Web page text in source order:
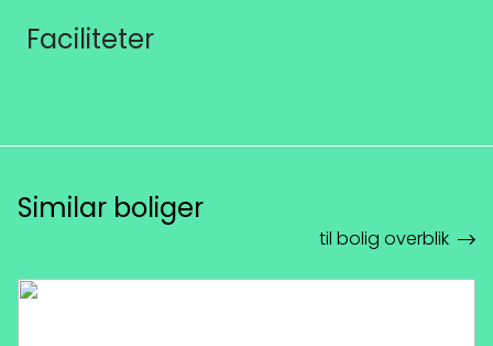
Faciliteter
Similar boliger
til bolig overblik